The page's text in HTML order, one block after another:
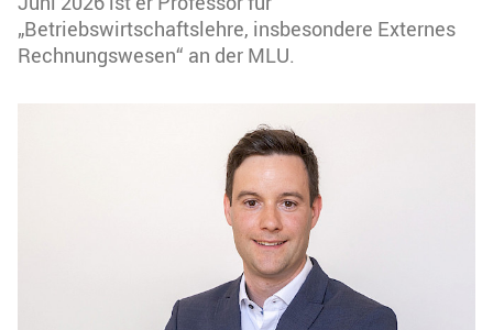
„Betriebswirtschaftslehre, insbesondere Externes
Rechnungswesen“ an der MLU.